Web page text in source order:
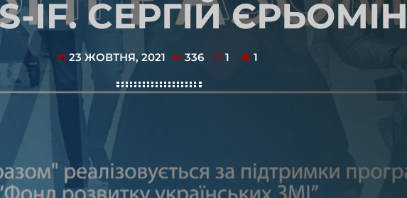
IF. СЕРГІЙ ЄРЬОМІН
today 23 ЖОВТНЯ, 2021 336 1 1